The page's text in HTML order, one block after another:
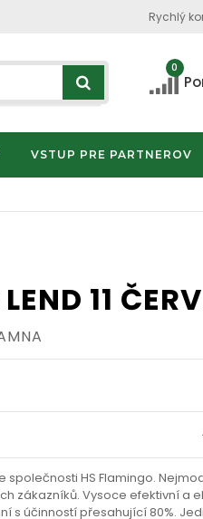
Rychlý
0
VSTUP PRE PARTNEROV
11
společnosti HS Flamingo.
zákazníků. Vysoce efektivní a
s účinností přesahující 80%.